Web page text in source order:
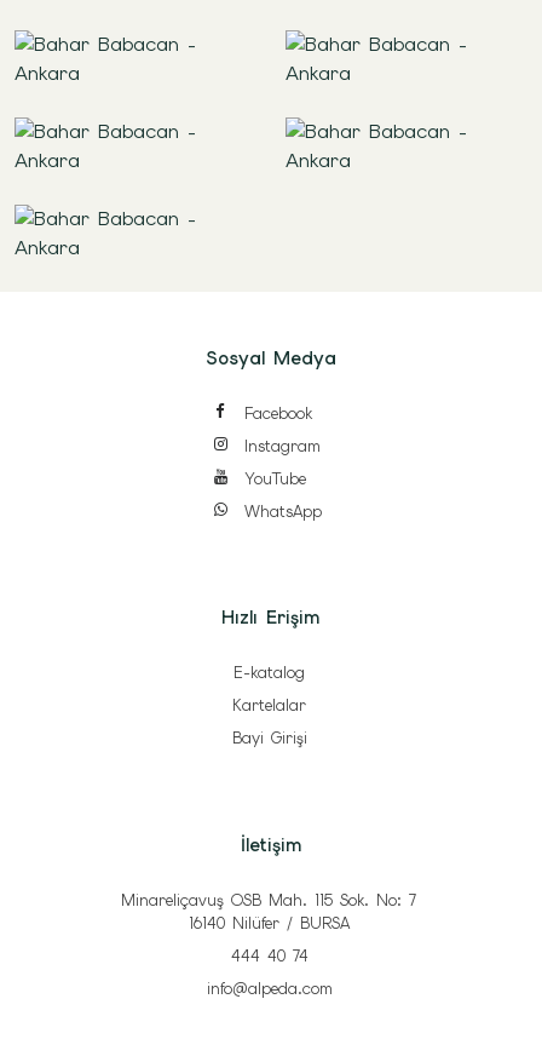
Sosyal Medya
Facebook
Instagram
YouTube
WhatsApp
Hızlı Erişim
E-katalog
Kartelalar
Bayi Girişi
İletişim
Minareliçavuş OSB Mah. 115 Sok. No: 7
16140 Nilüfer / BURSA
444 40 74
info@alpeda.com